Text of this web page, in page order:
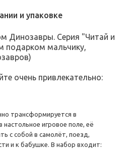
и упаковке
Динозавры. Серия "Читай и
подарком мальчику,
очень привлекательно:
трансформируется в
настольное игровое поле, её
с собой в самолёт, поезд,
и к бабушке. В набор входит: